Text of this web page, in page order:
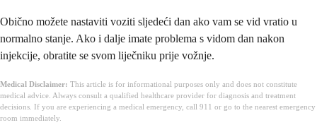
Obično možete nastaviti voziti sljedeći dan ako vam se vid vratio u
normalno stanje. Ako i dalje imate problema s vidom dan nakon
injekcije, obratite se svom liječniku prije vožnje.
Medical Disclaimer: This article is for informational purposes only and does not constitute
medical advice. Always consult a qualified healthcare provider for diagnosis and treatment
decisions. If you are experiencing a medical emergency, call 911 or go to the nearest emergency
room immediately.